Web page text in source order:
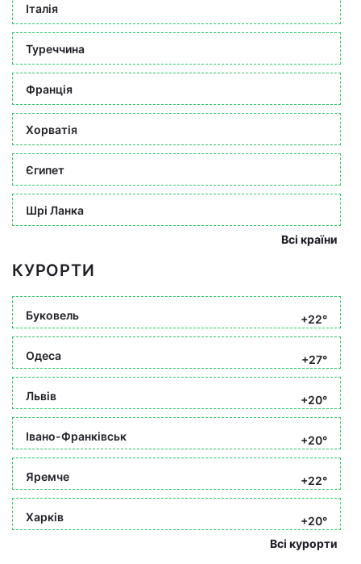
Італія
Туреччина
Франція
Хорватія
Єгипет
Шрі Ланка
Всі країни
КУРОРТИ
Буковель +22°
Одеса +27°
Львів +20°
Івано-Франківськ +20°
Яремче +22°
Харків
+20°
Всі курорти